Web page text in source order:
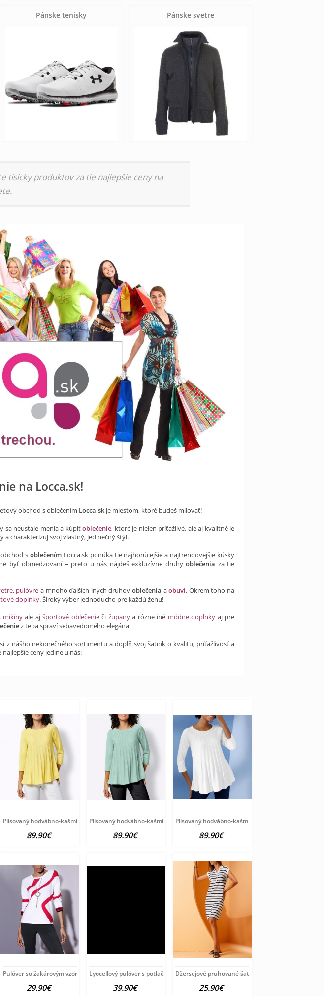
Pánske tenisky Pánske svetre
tisícky produktov za tie najlepšie ceny na
na Locca.sk!
obchod s oblečením Locca.sk je miestom, ktoré budeš milovať!
sa neustále menia a kúpiťoblečenie, ktoré je nielen príťažlivé, ale aj kvalitné je
a charakterizuj svoj vlastný, jedinečný štýl.
s oblečenímLocca.sk ponúka tie najhorúcejšie a najtrendovejšie kúsky
byť obmedzovaní – preto u nás nájdeš exkluzívne druhyoblečenia za tie
, pulóvre a mnoho ďalších iných druhov oblečenia aobuvi. Okrem toho na
doplnky. Široký výber jednoducho pre každú ženu!
mikiny ale ajšportové oblečenieči županya rôzne iné módne doplnky aj pre
z teba spraví sebavedomého elegána!
z nášho nekonečného sortimentu a doplň svoj šatník o kvalitu, príťažlivosť a
najlepšie ceny jedine u nás!
tyrkysový
Plisovaný hodvábno-kašmírový pulóver
89.90€
Plisovaný hodvábno-kašmírový pulóver
89.90€
Plisovaný hodvábno-kašmírový pulóver
89.90€
a perinkou
Pulóver so žakárovým vzorom Création
29.90€
Lyocellový pulóver s potlačou Création
39.90€
Džersejové pruhované šaty HEINE, bielo-čierne
25.90€